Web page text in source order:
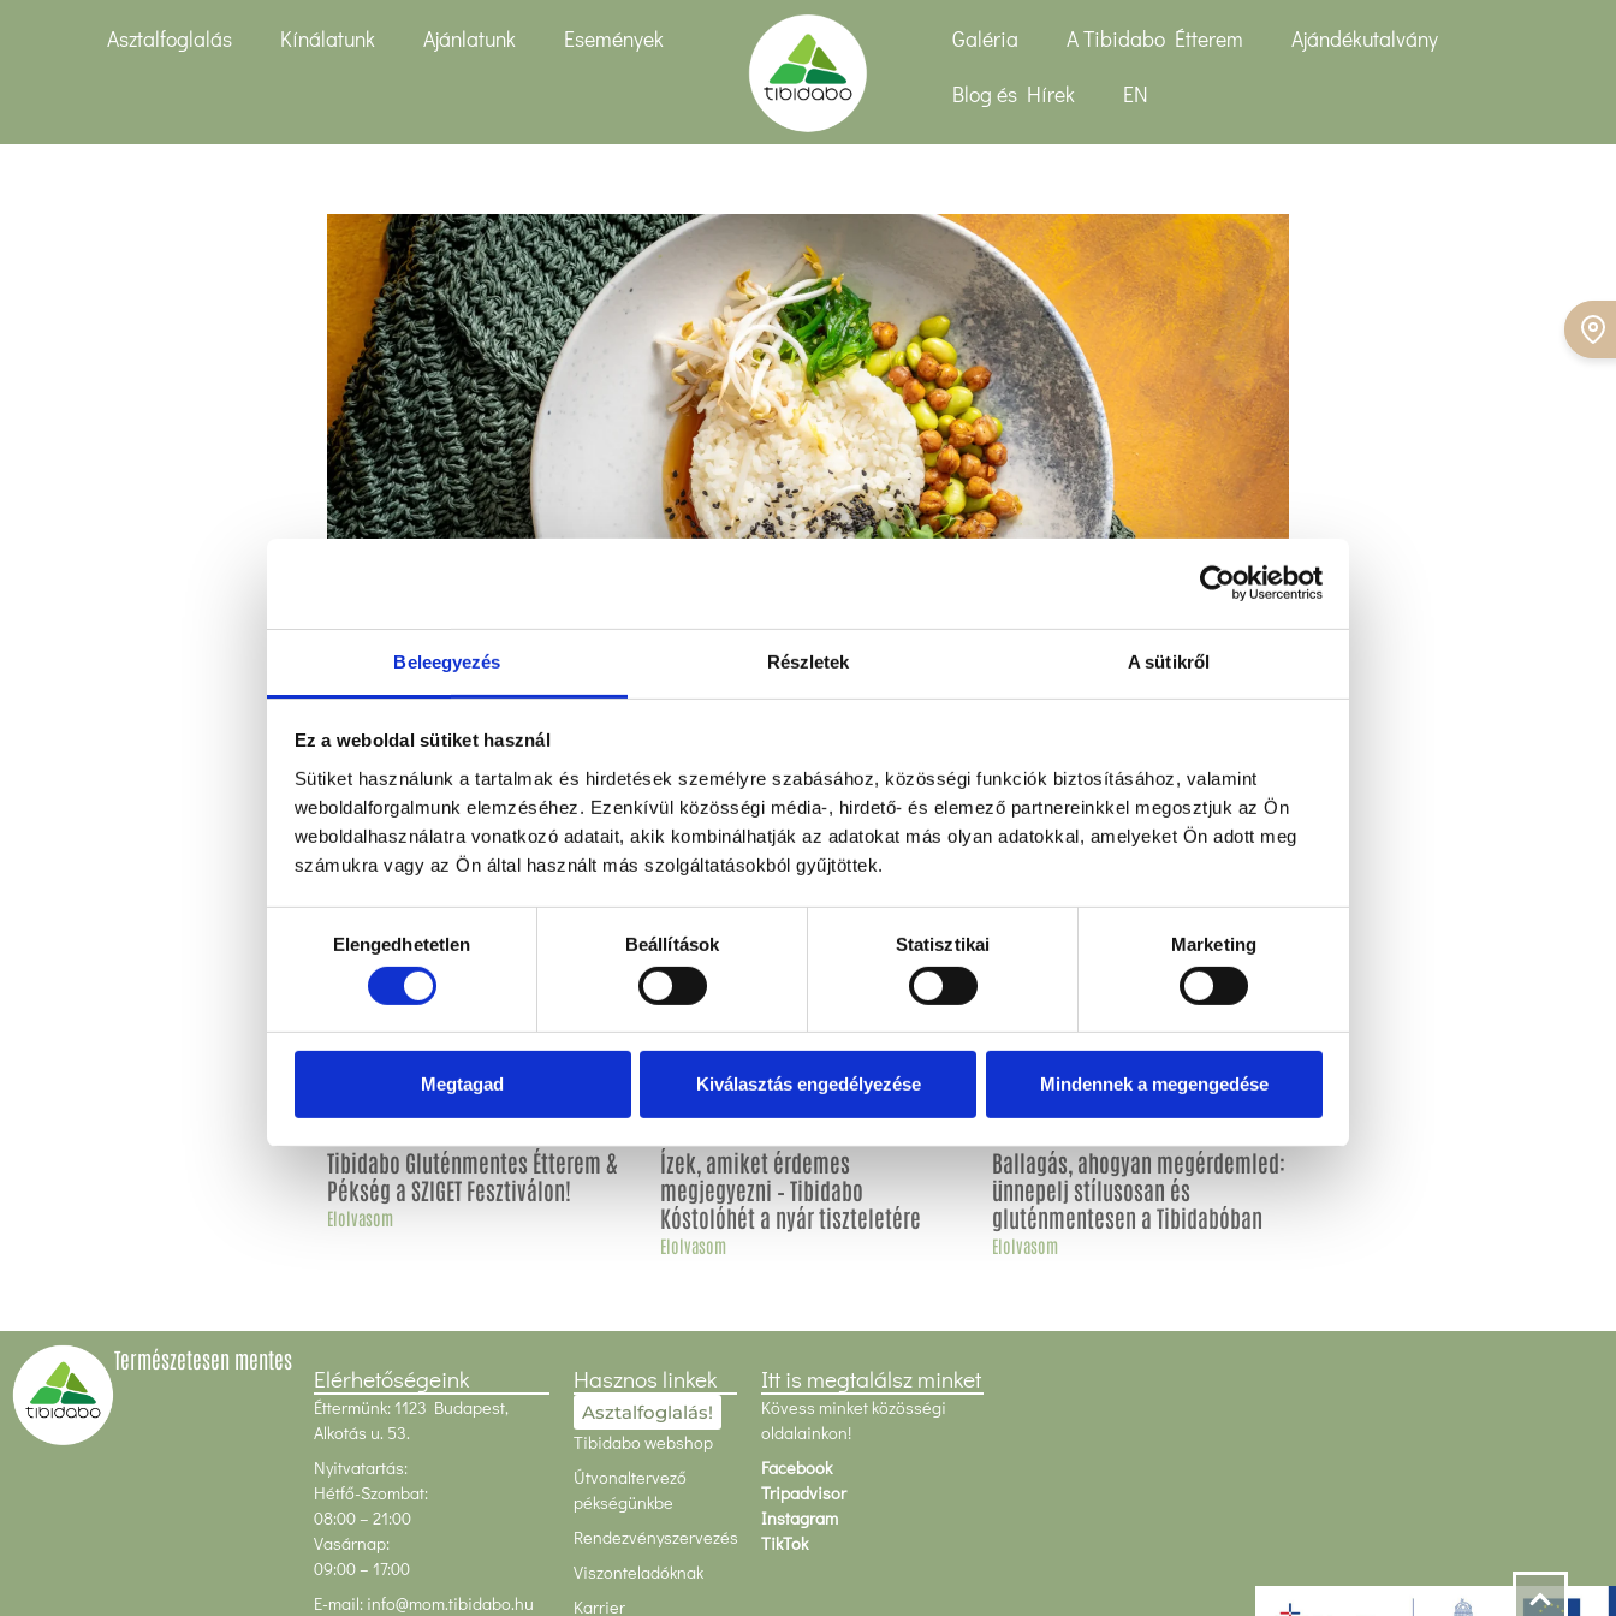
Beleegyezés Részletek A sütikről
Ez a weboldal sütiket használ
Sütiket használunk a tartalmak és hirdetések személyre szabásához, közösségi funkciók biztosításához, valamint
weboldalforgalmunk elemzéséhez. Ezenkívül közösségi média-, hirdető- és elemező partnereinkkel megosztjuk az Ön
weboldalhasználatra vonatkozó adatait, akik kombinálhatják az adatokat más olyan adatokkal, amelyeket Ön adott meg
számukra vagy az Ön által használt más szolgáltatásokból gyűjtöttek.
kiválasztásaElengedhetetlen Beállítások Statisztikai Marketing
Megtagad Kiválasztás engedélyezése Mindennek a megengedése
Asztalfoglalás Kínálatunk Ajánlatunk Események Galéria A Tibidabo Étterem
Ajándékutalvány
Blog és Hírek
EN
Tofubowl
További bejegyzéseink
Tibidabo Gluténmentes Étterem &
Pékség a SZIGET Fesztiválon!
Elolvasom
Ízek, amiket érdemes
megjegyezni – Tibidabo
Kóstolóhét a nyár tiszteletére
Elolvasom
Ballagás, ahogyan megérdemled:
ünnepelj stílusosan és
gluténmentesen a Tibidabóban
Elolvasom
Természetesen mentes
Elérhetőségeink
Éttermünk: 1123 Budapest,
Alkotás u. 53.
Nyitvatartás:
Hétfő-Szombat:
08:00 – 21:00
Vasárnap:
09:00 – 17:00
E-mail: info@mom.tibidabo.hu
Hasznos linkek
Asztalfoglalás!
Tibidabo webshop
Útvonaltervező
pékségünkbe
Rendezvényszervezés
Viszonteladóknak
Karrier
Itt is megtalálsz minket
Kövess minket közösségi
oldalainkon!
Facebook
Tripadvisor
Instagram
TikTok